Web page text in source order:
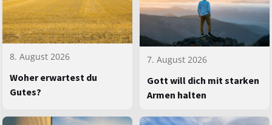
8. August 2026
Woher erwartest du
Gutes?
7. August 2026
Gott will dich mit starken
Armen halten